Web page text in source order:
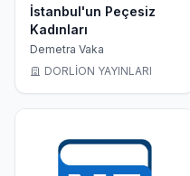
İstanbul'un Peçesiz
Kadınları
Demetra Vaka
DORLİON YAYINLARI